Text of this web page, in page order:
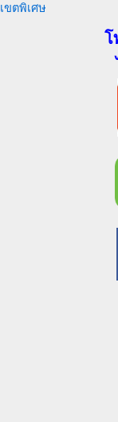
เขตพิเศษ
โ